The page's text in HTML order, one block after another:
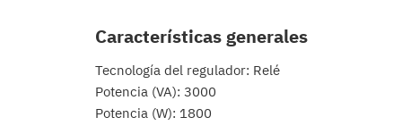
Características generales
Tecnología del regulador: Relé
Potencia (VA): 3000
Potencia (W): 1800